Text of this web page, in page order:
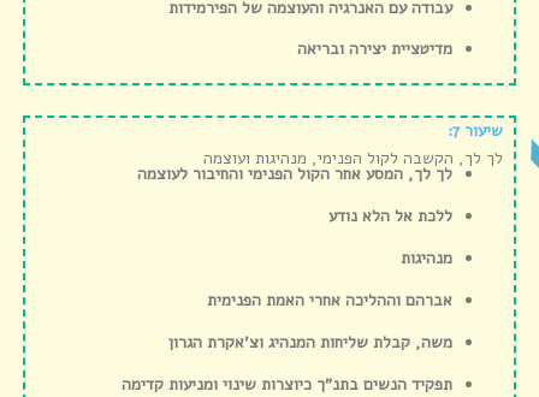
עבודה עם האנרגיה והעוצמה של הפירמידות
מדיטציית יצירה ובריאה
שיעור 7:
לך לך, הקשבה לקול הפנימי, מנהיגות ועוצמה
לך לך, המסע אחר הקול הפנימי והחיבור לעוצמה
ללכת אל הלא נודע
מנהיגות
אברהם וההליכה אחרי האמת הפנימית
משה, קבלת שליחות המנהיג וצ’אקרת הגרון
תפקיד הנשים בתנ”ך כיוצרות שינוי ומניעות קדימה